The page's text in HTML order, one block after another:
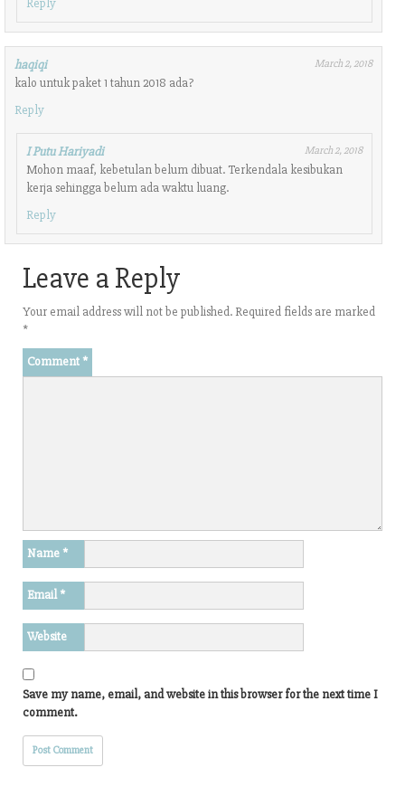
Reply
haqiqi March 2, 2018
kalo untuk paket 1 tahun 2018 ada?
Reply
I Putu Hariyadi March 2, 2018
Mohon maaf, kebetulan belum dibuat. Terkendala kesibukan
kerja sehingga belum ada waktu luang.
Reply
Leave a Reply
Your email address will not be published. Required fields are marked
*
Comment *
Name *
Email*
Website
Save my name, email, and website in this browser for the next time I
comment.